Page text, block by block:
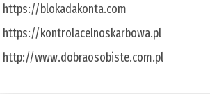
https://blokadakonta.com
https://kontrolacelnoskarbowa.pl
http://www.dobraosobiste.com.pl